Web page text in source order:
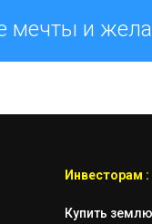
мечты и
Инвесторам :
Купить